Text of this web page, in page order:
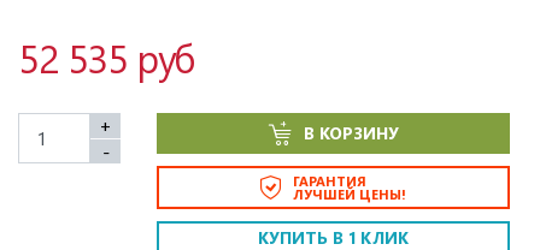
52 535 руб
+
-
В КОРЗИНУ
ГАРАНТИЯ
ЛУЧШЕЙ ЦЕНЫ!
КУПИТЬ В 1 КЛИК